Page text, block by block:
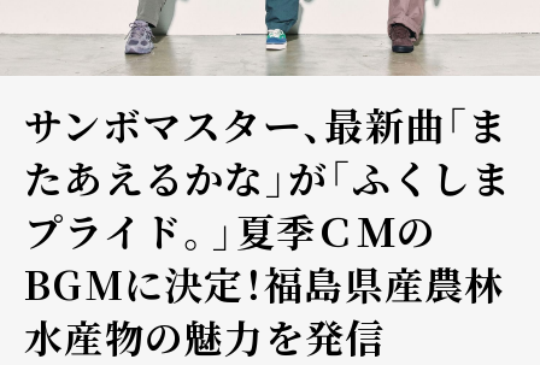
サンボマスター、最新曲「ま
たあえるかな」が「ふくしま
プライド。」夏季ＣＭの
BGMに決定！福島県産農林
水産物の魅力を発信